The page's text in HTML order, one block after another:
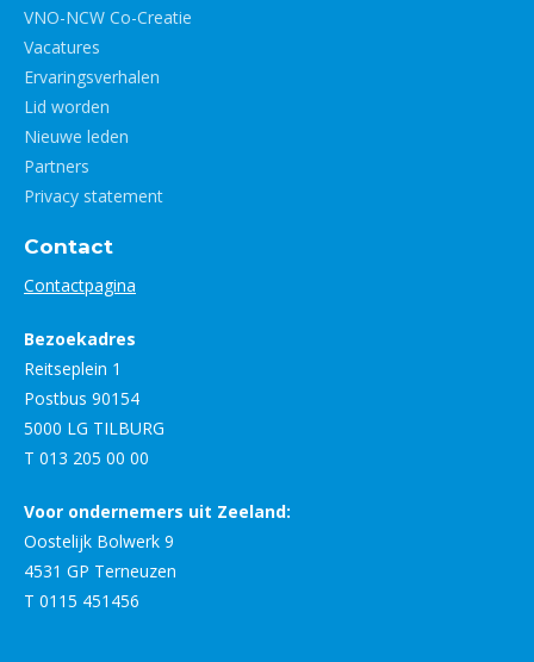
VNO-NCW Co-Creatie
Vacatures
Ervaringsverhalen
Lid worden
Nieuwe leden
Partners
Privacy statement
Contact
Contactpagina
Bezoekadres
Reitseplein 1
Postbus 90154
5000 LG TILBURG
T 013 205 00 00
Voor ondernemers uit Zeeland:
Oostelijk Bolwerk 9
4531 GP Terneuzen
T 0115 451456